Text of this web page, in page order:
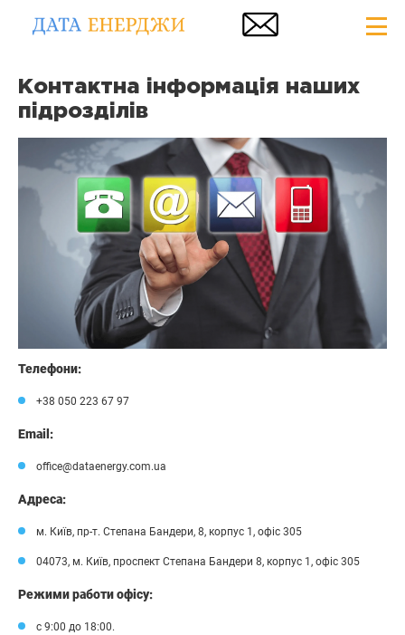
Контактна інформація наших
підрозділів
Телефони:
+38 050 223 67 97
Email:
office@dataenergy.com.ua
Адреса:
м. Київ, пр-т. Степана Бандери, 8, корпус 1, офіс 305
04073, м. Київ, проспект Степана Бандери 8, корпус 1, офіс 305
Режими работи офісу:
с 9:00 до 18:00.